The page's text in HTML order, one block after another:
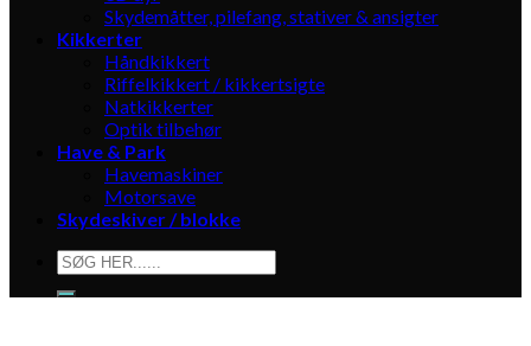
Skydemåtter, pilefang, stativer & ansigter
Kikkerter
Håndkikkert
Riffelkikkert / kikkertsigte
Natkikkerter
Optik tilbehør
Have & Park
Havemaskiner
Motorsave
Skydeskiver / blokke
Søg
efter: